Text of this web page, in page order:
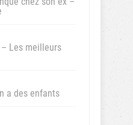
Les meilleurs
a des enfants